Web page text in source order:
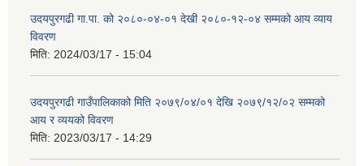
उदयपुरगढी गा.पा. को २०८०-०४-०१ देखी २०८०-१२-०४ सम्मको आय व्याय
विवरण
मिति: 2024/03/17 - 15:04
उदयपुरगढी गाउँपालिकाको मिति २०७९/०४/०१ देखि २०७९/१२/०२ सम्मको
आय र व्ययको विवरण
मिति: 2023/03/17 - 14:29